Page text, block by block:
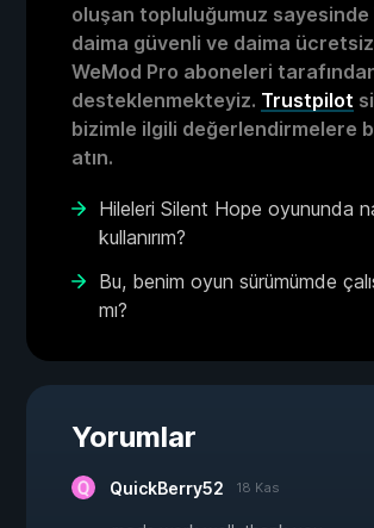
oluşan topluluğumuz sayesinde
daima güvenli ve daima
WeMod Pro aboneleri
desteklenmekteyiz. Trustpilot
bizimle ilgili değerlendirmelere
atın.
Hileleri Silent Hope oyununda
kullanırım?
Bu, benim oyun sürümümde
mı?
Yorumlar
QuickBerry52 18 Kas